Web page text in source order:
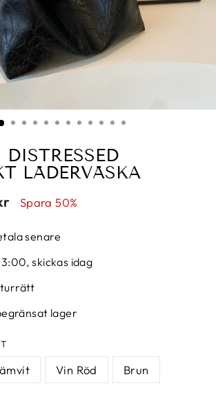
LÄDERVÄSKA
Spara 50%
senare
skickas idag
lager
Vin Röd Brun